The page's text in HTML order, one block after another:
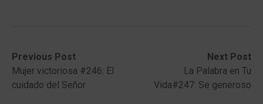
Post
navigation
Previous Post
Previous
post:Mujer victoriosa #246: El
cuidado del Señor
Next Post
Next
post:
La Palabra en Tu
Vida#247: Se generoso